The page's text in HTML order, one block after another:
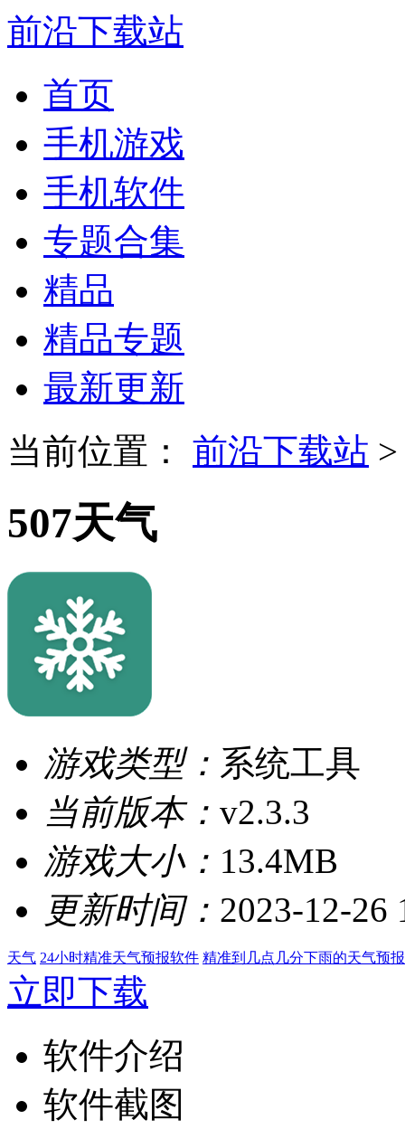
前沿下载站
首页
手机游戏
手机软件
专题合集
精品
精品专题
最新更新
当前位置：
前沿下载站
507天气
游戏类型： 系统工具
当前版本： v2.3.3
游戏大小： 13.4MB
更新时间： 2023-12-26
天气 24小时精准天气预报软件 精准到几点几分下雨的天气预报
立即下载
软件介绍
软件截图